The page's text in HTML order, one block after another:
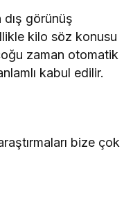
görünüş
kilo söz konusu
zaman otomatik
kabul edilir.
bize çok